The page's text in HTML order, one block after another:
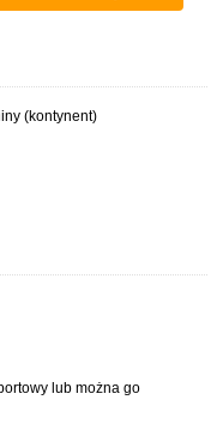
(kontynent)
lub można go